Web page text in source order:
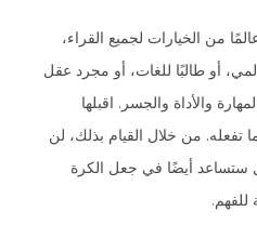
من الخيارات لجميع القراء،
أو طالبًا للغات، أو مجرد عقل
والأداة والجسر. اقبلها
تفعله. من خلال القيام بذلك، لن
أيضًا في جعل الكرة
للفهم.